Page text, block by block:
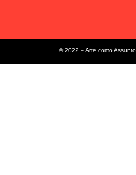
© 2022 – Arte como Assunto